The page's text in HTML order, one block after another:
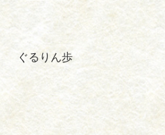
ぐるりん歩